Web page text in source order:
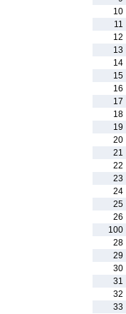
10
11
12
13
14
15
16
17
18
19
20
21
22
23
24
25
26
100
28
29
30
31
32
33